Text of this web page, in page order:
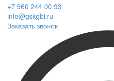
+7 960 244 00 93
info@gskgbi.ru
Заказать звонок